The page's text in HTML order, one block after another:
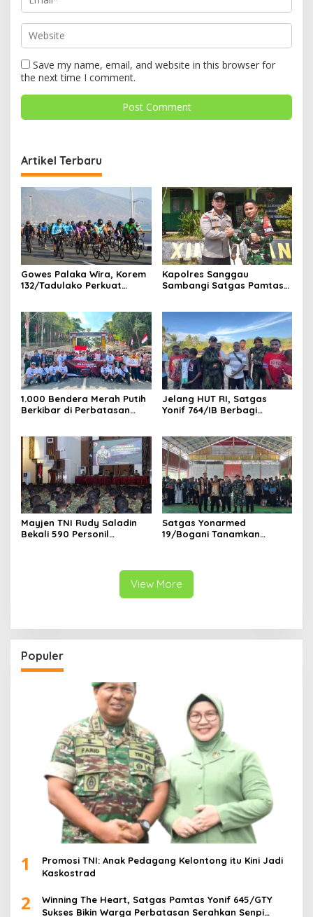
Save my name, email, and website in this browser for
the next time I comment.
Artikel Terbaru
Gowes Palaka Wira, Korem
132/Tadulako Perkuat
Kapolres Sanggau
Sambangi Satgas Pamtas
1.000 Bendera Merah Putih
Berkibar di Perbatasan
Jelang HUT RI, Satgas
Yonif 764/IB Berbagi
Mayjen TNI Rudy Saladin
Bekali 590 Personil
Satgas Yonarmed
19/Bogani Tanamkan
View More
Populer
1
Promosi TNI: Anak Pedagang Kelontong itu Kini Jadi
Kaskostrad
2
Winning The Heart, Satgas Pamtas Yonif 645/GTY
Sukses Bikin Warga Perbatasan Serahkan Senpi